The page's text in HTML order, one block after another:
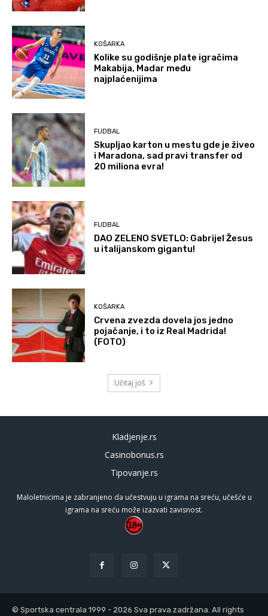
KOŠARKA
Kolike su godišnje plate igračima
Makabija, Madar među
najplaćenijima
FUDBAL
Skupljao karton u mestu gde je živeo
i Maradona, sad pravi transfer od
20 miliona evra!
FUDBAL
DAO ZELENO SVETLO: Gabrijel Žesus
u italijanskom gigantu!
KOŠARKA
Crvena zvezda dovela jos jedno
pojačanje, i to iz Real Madrida!
(FOTO)
Učitaj još
Kladjenje.rs
Casinobonus.rs
Tipovanje.rs
Maloletnicima je zabranjeno da učestvuju u igrama na sreću, učešće u
igrama na sreću može izazvati zavisnost.
© Sportska centrala 1999 - 2026 Sva prava zadržana. All rights